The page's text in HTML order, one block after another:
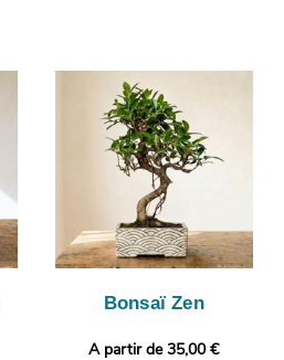
Bonsaï Zen
A partir de 35,00 €